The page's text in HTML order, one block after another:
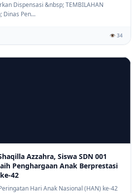
Dispensasi &nbsp; TEMBILAHAN
Dinas Pen...
👁️ 34
Azzahra, Siswa SDN 001
Penghargaan Anak Berprestasi
42
Hari Anak Nasional (HAN) ke-42